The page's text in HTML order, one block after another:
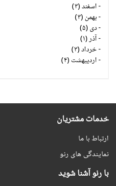
-اسفند (۳)
-بهمن (۳)
-دی (۵)
-آذر (۱)
-خرداد (۳)
-اردیبهشت (۴)
خدمات مشتریان
ارتباط با ما
نمایندگی های رنو
با رنو آشنا شوید